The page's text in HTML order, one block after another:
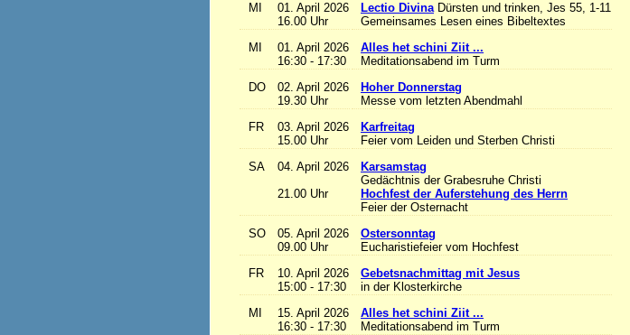
MI
01. April 2026
16.00 Uhr
Lectio DivinaDürsten und trinken, Jes 55, 1-11
Gemeinsames Lesen eines Bibeltextes
MI
01. April 2026
16:30 - 17:30
Alles het schini Ziit ...
Meditationsabend im Turm
DO
02. April 2026
19.30 Uhr
Hoher Donnerstag
Messe vom letzten Abendmahl
FR
03. April 2026
15.00 Uhr
Karfreitag
Feier vom Leiden und Sterben Christi
SA
04. April 2026
21.00 Uhr
Karsamstag
Gedächtnis der Grabesruhe Christi
Hochfest der Auferstehung des Herrn
Feier der Osternacht
SO
05. April 2026
09.00 Uhr
Ostersonntag
Eucharistiefeier vom Hochfest
FR
10. April 2026
15:00 - 17:30
Gebetsnachmittag mit Jesus
in der Klosterkirche
MI
15. April 2026
16:30 - 17:30
Alles het schini Ziit ...
Meditationsabend im Turm